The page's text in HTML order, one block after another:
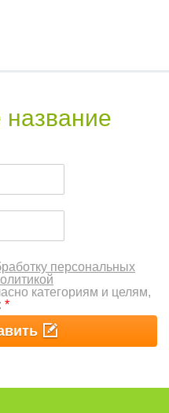
персональных
категориям и целям,
*